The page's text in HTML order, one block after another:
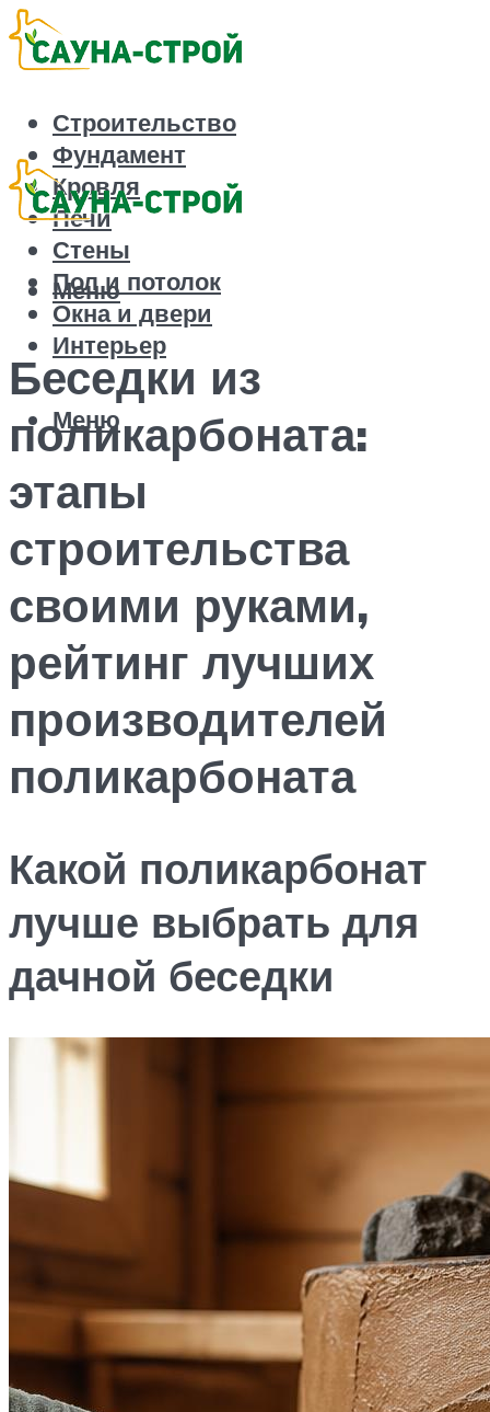
Строительство
Фундамент
Кровля
Печи
Стены
Пол и потолок
Окна и двери
Интерьер
Меню
Меню
Беседки из
поликарбоната:
этапы
строительства
своими руками,
рейтинг лучших
производителей
поликарбоната
Какой поликарбонат
лучше выбрать для
дачной беседки